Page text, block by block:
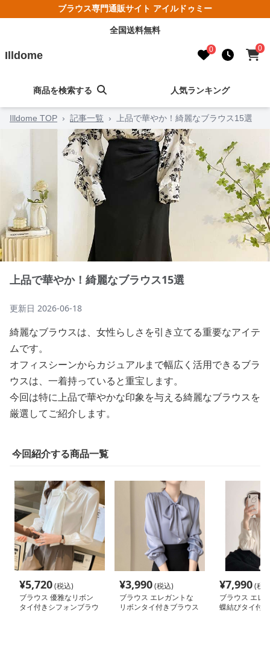
ブラウス専門通販サイト アイルドゥミー
全国送料無料
Illdome 0 0
商品を検索する 人気ランキング
Illdome TOP › 記事一覧 › 上品で華やか！綺麗なブラウス15選
上品で華やか！綺麗なブラウス15選
更新日 2026-06-18
綺麗なブラウスは、女性らしさを引き立てる重要なアイテ
ムです。
オフィスシーンからカジュアルまで幅広く活用できるブラ
ウスは、一着持っていると重宝します。
今回は特に上品で華やかな印象を与える綺麗なブラウスを
厳選してご紹介します。
今回紹介する商品一覧
¥5,720(税込)
ブラウス 優雅なリボン
タイ付きシフォンブラウ
¥3,990(税込)
ブラウス エレガントな
リボンタイ付きブラウス
¥7,990(税
ブラウス エレ
蝶結びタイ付